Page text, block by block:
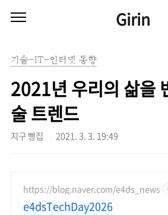
Girin
기술-IT-인터넷 동향
2021년 우리의 삶을
술 트렌드
지구 빵집 2021. 3. 3. 19:49
https://blog.naver.com/e4ds_news
e4dsTechDay2026